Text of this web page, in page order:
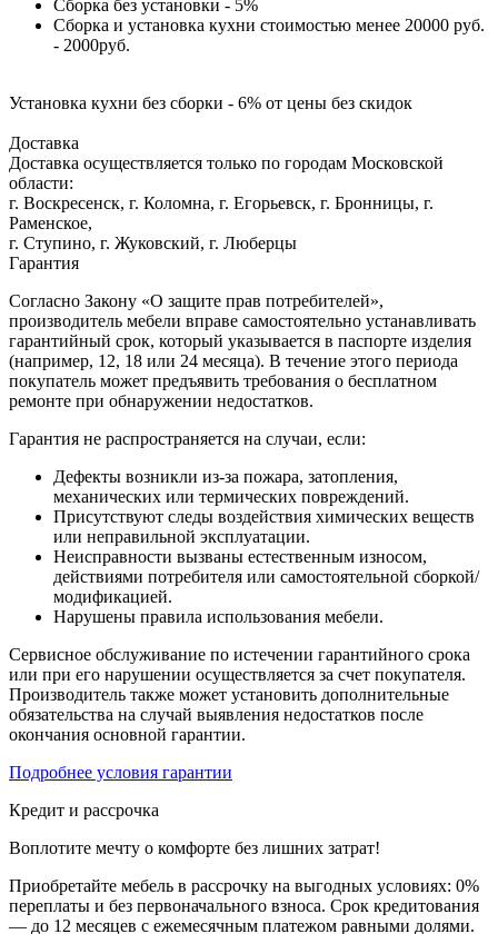
Сборка без установки - 5%
Сборка и установка кухни стоимостью менее 20000 руб.
- 2000руб.
Установка кухни без сборки - 6% от цены без скидок
Доставка
Доставка осуществляется только по городам Московской
области:
г. Воскресенск, г. Коломна, г. Егорьевск, г. Бронницы, г.
Раменское,
г. Ступино, г. Жуковский, г. Люберцы
Гарантия
Согласно Закону «О защите прав потребителей»,
производитель мебели вправе самостоятельно устанавливать
гарантийный срок, который указывается в паспорте изделия
(например, 12, 18 или 24 месяца). В течение этого периода
покупатель может предъявить требования о бесплатном
ремонте при обнаружении недостатков.
Гарантия не распространяется на случаи, если:
Дефекты возникли из-за пожара, затопления,
механических или термических повреждений.
Присутствуют следы воздействия химических веществ
или неправильной эксплуатации.
Неисправности вызваны естественным износом,
действиями потребителя или самостоятельной сборкой/
модификацией.
Нарушены правила использования мебели.
Сервисное обслуживание по истечении гарантийного срока
или при его нарушении осуществляется за счет покупателя.
Производитель также может установить дополнительные
обязательства на случай выявления недостатков после
окончания основной гарантии.
Подробнее условия гарантии
Кредит и рассрочка
Воплотите мечту о комфорте без лишних затрат!
Приобретайте мебель в рассрочку на выгодных условиях: 0%
переплаты и без первоначального взноса. Срок кредитования
— до 12 месяцев с ежемесячным платежом равными долями.